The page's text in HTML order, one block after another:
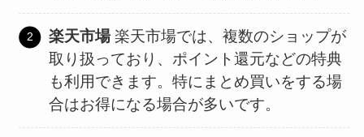
楽天市場楽天市場では、複数のショップが
取り扱っており、ポイント還元などの特典
も利用できます。特にまとめ買いをする場
合はお得になる場合が多いです。